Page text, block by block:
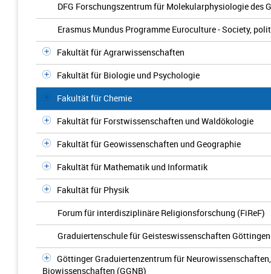
DFG Forschungszentrum für Molekularphysiologie des
Erasmus Mundus Programme Euroculture - Society,
Fakultät für Agrarwissenschaften
Fakultät für Biologie und Psychologie
Fakultät für Chemie
Fakultät für Forstwissenschaften und Waldökologie
Fakultät für Geowissenschaften und Geographie
Fakultät für Mathematik und Informatik
Fakultät für Physik
Forum für interdisziplinäre Religionsforschung (FiReF)
Graduiertenschule für Geisteswissenschaften Göttingen
Göttinger Graduiertenzentrum für
Biowissenschaften (GGNB)